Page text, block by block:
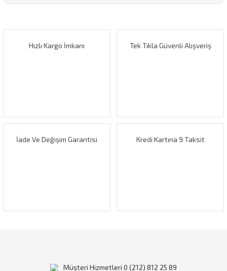
Görüş ve önerileriniz için teşekkür ederiz.
Hızlı Kargo İmkanı Tek Tıkla Güvenli Alışveriş
İade Ve Değişim Garantisi Kredi Kartına 9 Taksit
Müşteri Hizmetleri 0 (212) 812 25 89